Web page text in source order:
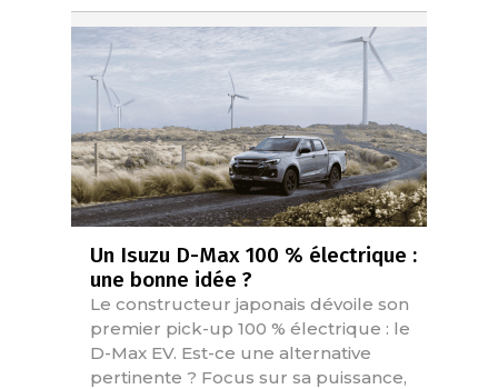
Un Isuzu D-Max 100 % électrique :
une bonne idée ?
Le constructeur japonais dévoile son
premier pick-up 100 % électrique : le
D-Max EV. Est-ce une alternative
pertinente ? Focus sur sa puissance,